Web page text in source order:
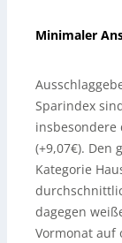
Minimaler
Sparindex
insbesondere
(+9,07€). Den
Kategorie
dagegen
Vormonat auf